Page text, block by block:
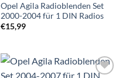
Opel Agila Radioblenden Set
2000-2004 für 1 DIN Radios
€15,99